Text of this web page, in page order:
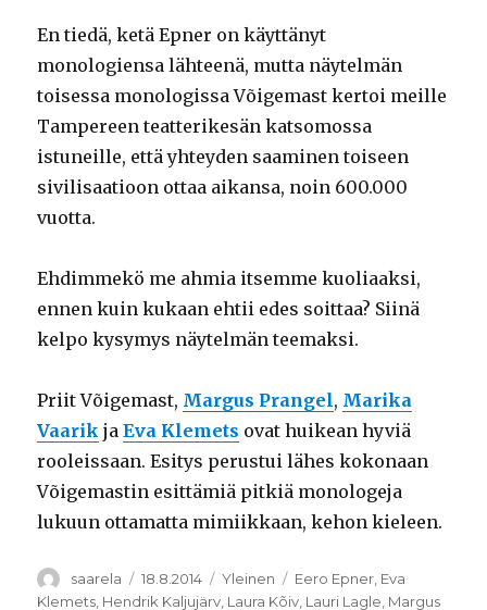
En tiedä, ketä Epner on käyttänyt
monologiensa lähteenä, mutta näytelmän
toisessa monologissa Võigemast kertoi meille
Tampereen teatterikesän katsomossa
istuneille, että yhteyden saaminen toiseen
sivilisaatioon ottaa aikansa, noin 600.000
vuotta.
Ehdimmekö me ahmia itsemme kuoliaaksi,
ennen kuin kukaan ehtii edes soittaa? Siinä
kelpo kysymys näytelmän teemaksi.
Priit Võigemast, Margus Prangel, Marika
Vaarik jaEva Klemets ovat huikean hyviä
rooleissaan. Esitys perustui lähes kokonaan
Võigemastin esittämiä pitkiä monologeja
lukuun ottamatta mimiikkaan, kehon kieleen.
Kirjoittaja
saarela Julkaistu
18.8.2014 Kategoriat
Yleinen Avainsanat
Eero Epner Eva
Klemets Hendrik Kaljujärv Laura Kõiv Lauri Lagle Margus